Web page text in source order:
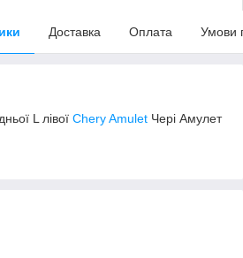
Доставка Оплата Умови
L лівої Chery Amulet Чері Амулет